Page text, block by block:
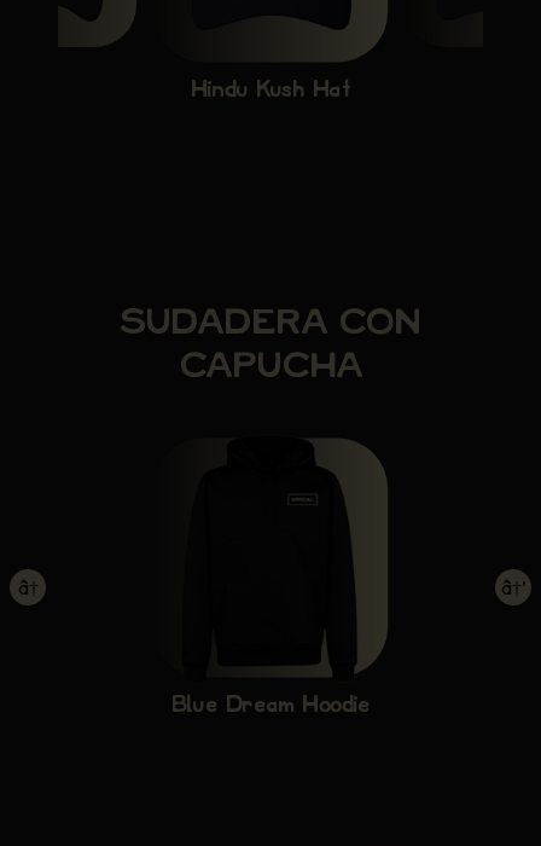
Hindu Kush Hat
SUDADERA CON
CAPUCHA
â† â†’
Blue Dream Hoodie